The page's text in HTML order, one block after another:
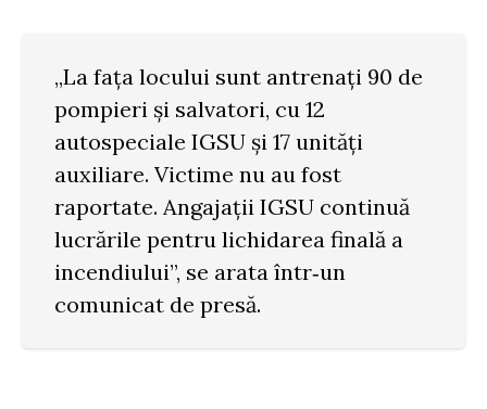
„La fața locului sunt antrenați 90 de
pompieri și salvatori, cu 12
autospeciale IGSU și 17 unități
auxiliare. Victime nu au fost
raportate. Angajații IGSU continuă
lucrările pentru lichidarea finală a
incendiului”, se arata într‐un
comunicat de presă.